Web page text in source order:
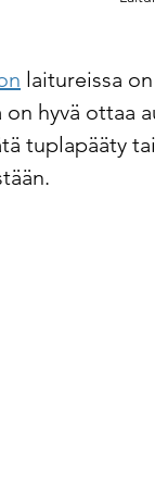
laitureissa
on hyvä ottaa
tuplapääty